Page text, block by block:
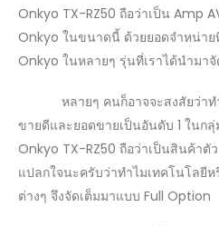
Onkyo TX-RZ50 ถือว่าเป็น Amp
Onkyo ในขนาดนี้ ด้วยยอดจำหน่า
Onkyo ในหลายๆ รุ่นที่เราได้นำมา
หลายๆ คนก็อาจจะสงสัยว่าทำ
ขายดีและยอดขายเป็นอันดับ 1 ในก
Onkyo TX-RZ50 ถือว่าเป็นสินค้าตั
แปลกใจนะครับว่าทำไมเทคโนโลยี
ต่างๆ จึงจัดเต็มมาแบบ Full Option